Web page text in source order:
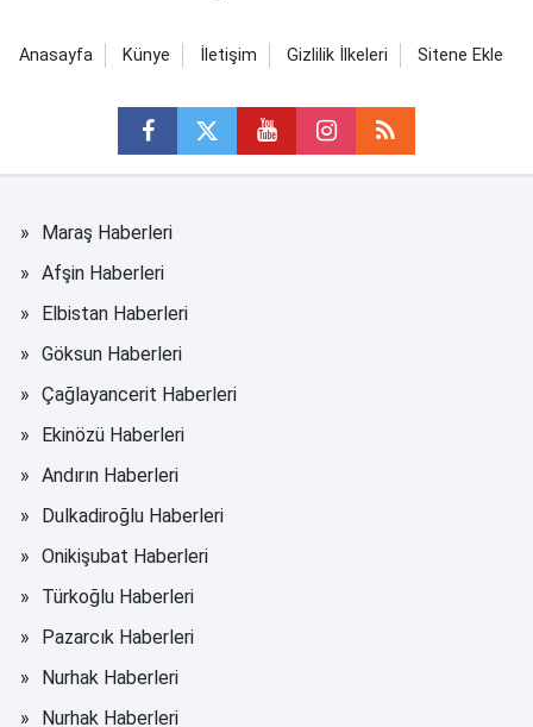
Anasayfa Künye İletişim Gizlilik İlkeleri Sitene Ekle
Maraş Haberleri
Afşin Haberleri
Elbistan Haberleri
Göksun Haberleri
Çağlayancerit Haberleri
Ekinözü Haberleri
Andırın Haberleri
Dulkadiroğlu Haberleri
Onikişubat Haberleri
Türkoğlu Haberleri
Pazarcık Haberleri
Nurhak Haberleri
Nurhak Haberleri